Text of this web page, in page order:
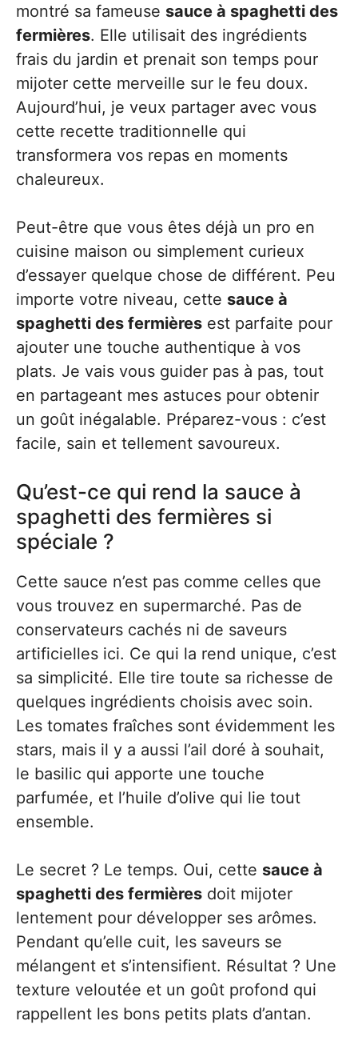
montré sa fameuse sauce à spaghetti des
fermières. Elle utilisait des ingrédients
frais du jardin et prenait son temps pour
mijoter cette merveille sur le feu doux.
Aujourd’hui, je veux partager avec vous
cette recette traditionnelle qui
transformera vos repas en moments
chaleureux.
Peut-être que vous êtes déjà un pro en
cuisine maison ou simplement curieux
d’essayer quelque chose de différent. Peu
importe votre niveau, cette sauce à
spaghetti des fermières est parfaite pour
ajouter une touche authentique à vos
plats. Je vais vous guider pas à pas, tout
en partageant mes astuces pour obtenir
un goût inégalable. Préparez-vous : c’est
facile, sain et tellement savoureux.
Qu’est-ce qui rend la sauce à
spaghetti des fermières si
spéciale ?
Cette sauce n’est pas comme celles que
vous trouvez en supermarché. Pas de
conservateurs cachés ni de saveurs
artificielles ici. Ce qui la rend unique, c’est
sa simplicité. Elle tire toute sa richesse de
quelques ingrédients choisis avec soin.
Les tomates fraîches sont évidemment les
stars, mais il y a aussi l’ail doré à souhait,
le basilic qui apporte une touche
parfumée, et l’huile d’olive qui lie tout
ensemble.
Le secret ? Le temps. Oui, cette sauce à
spaghetti des fermières doit mijoter
lentement pour développer ses arômes.
Pendant qu’elle cuit, les saveurs se
mélangent et s’intensifient. Résultat ? Une
texture veloutée et un goût profond qui
rappellent les bons petits plats d’antan.